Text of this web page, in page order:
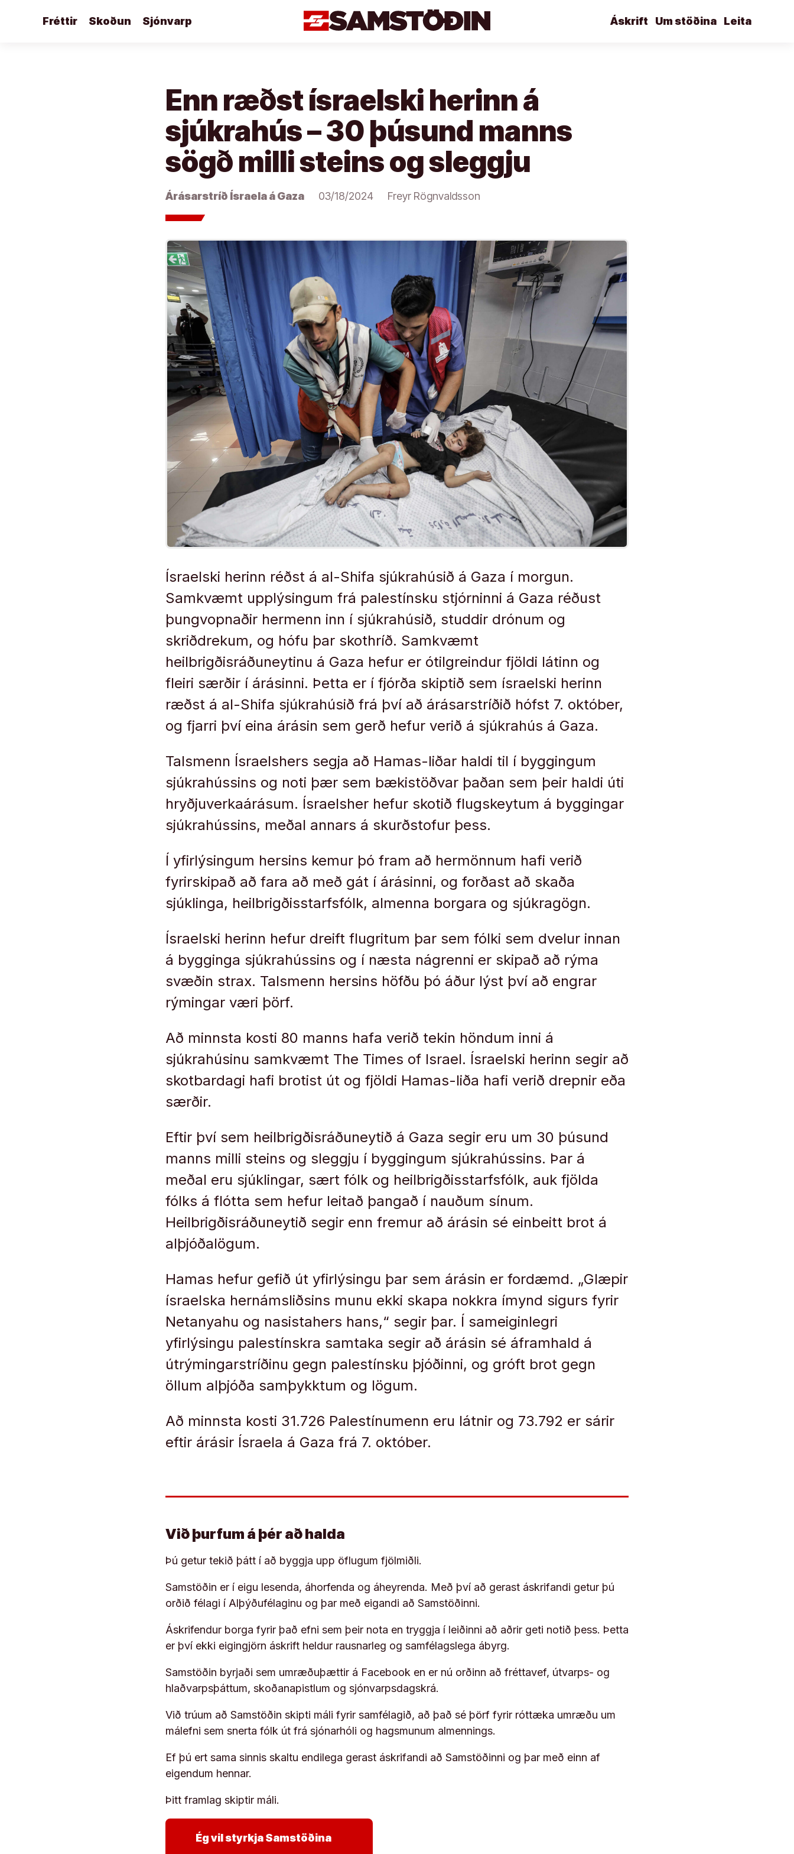
Fréttir Skoðun Sjónvarp Leita
Um stöðina
Áskrift
Enn ræðst ísraelski herinn á
sjúkrahús – 30 þúsund manns
sögð milli steins og sleggju
Árásarstríð Ísraela á Gaza 03/18/2024 Freyr Rögnvaldsson
Ísraelski herinn réðst á al-Shifa sjúkrahúsið á Gaza í morgun.
Samkvæmt upplýsingum frá palestínsku stjórninni á Gaza réðust
þungvopnaðir hermenn inn í sjúkrahúsið, studdir drónum og
skriðdrekum, og hófu þar skothríð. Samkvæmt
heilbrigðisráðuneytinu á Gaza hefur er ótilgreindur fjöldi látinn og
fleiri særðir í árásinni. Þetta er í fjórða skiptið sem ísraelski herinn
ræðst á al-Shifa sjúkrahúsið frá því að árásarstríðið hófst 7. október,
og fjarri því eina árásin sem gerð hefur verið á sjúkrahús á Gaza.
Talsmenn Ísraelshers segja að Hamas-liðar haldi til í byggingum
sjúkrahússins og noti þær sem bækistöðvar þaðan sem þeir haldi úti
hryðjuverkaárásum. Ísraelsher hefur skotið flugskeytum á byggingar
sjúkrahússins, meðal annars á skurðstofur þess.
Í yfirlýsingum hersins kemur þó fram að hermönnum hafi verið
fyrirskipað að fara að með gát í árásinni, og forðast að skaða
sjúklinga, heilbrigðisstarfsfólk, almenna borgara og sjúkragögn.
Ísraelski herinn hefur dreift flugritum þar sem fólki sem dvelur innan
á bygginga sjúkrahússins og í næsta nágrenni er skipað að rýma
svæðin strax. Talsmenn hersins höfðu þó áður lýst því að engrar
rýmingar væri þörf.
Að minnsta kosti 80 manns hafa verið tekin höndum inni á
sjúkrahúsinu samkvæmt The Times of Israel. Ísraelski herinn segir að
skotbardagi hafi brotist út og fjöldi Hamas-liða hafi verið drepnir eða
særðir.
Eftir því sem heilbrigðisráðuneytið á Gaza segir eru um 30 þúsund
manns milli steins og sleggju í byggingum sjúkrahússins. Þar á
meðal eru sjúklingar, sært fólk og heilbrigðisstarfsfólk, auk fjölda
fólks á flótta sem hefur leitað þangað í nauðum sínum.
Heilbrigðisráðuneytið segir enn fremur að árásin sé einbeitt brot á
alþjóðalögum.
Hamas hefur gefið út yfirlýsingu þar sem árásin er fordæmd. „Glæpir
ísraelska hernámsliðsins munu ekki skapa nokkra ímynd sigurs fyrir
Netanyahu og nasistahers hans,“ segir þar. Í sameiginlegri
yfirlýsingu palestínskra samtaka segir að árásin sé áframhald á
útrýmingarstríðinu gegn palestínsku þjóðinni, og gróft brot gegn
öllum alþjóða samþykktum og lögum.
Að minnsta kosti 31.726 Palestínumenn eru látnir og 73.792 er sárir
eftir árásir Ísraela á Gaza frá 7. október.
Við þurfum á þér að halda
Þú getur tekið þátt í að byggja upp öflugum fjölmiðli.
Samstöðin er í eigu lesenda, áhorfenda og áheyrenda. Með því að gerast áskrifandi getur þú
orðið félagi í Alþýðufélaginu og þar með eigandi að Samstöðinni.
Áskrifendur borga fyrir það efni sem þeir nota en tryggja í leiðinni að aðrir geti notið þess. Þetta
er því ekki eigingjörn áskrift heldur rausnarleg og samfélagslega ábyrg.
Samstöðin byrjaði sem umræðuþættir á Facebook en er nú orðinn að fréttavef, útvarps- og
hlaðvarpsþáttum, skoðanapistlum og sjónvarpsdagskrá.
Við trúum að Samstöðin skipti máli fyrir samfélagið, að það sé þörf fyrir róttæka umræðu um
málefni sem snerta fólk út frá sjónarhóli og hagsmunum almennings.
Ef þú ert sama sinnis skaltu endilega gerast áskrifandi að Samstöðinni og þar með einn af
eigendum hennar.
Þitt framlag skiptir máli.
Ég vil styrkja Samstöðina